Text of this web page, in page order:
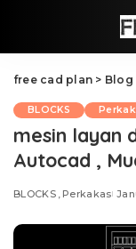
free cad plan > Blog
BLOCKS
mesin layan
Autocad ,
BLOCKS Perkakas